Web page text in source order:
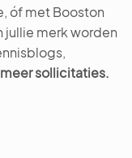
óf met Booston
merk worden
sollicitaties.